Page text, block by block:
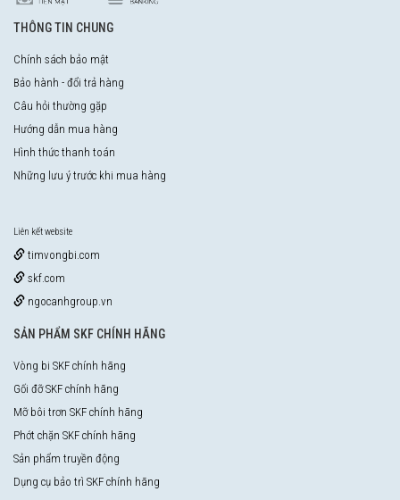
THÔNG TIN CHUNG
Chính sách bảo mật
Bảo hành - đổi trả hàng
Câu hỏi thường gặp
Hướng dẫn mua hàng
Hình thức thanh toán
Những lưu ý trước khi mua hàng
Liên kết website
timvongbi.com
skf.com
ngocanhgroup.vn
SẢN PHẨM SKF CHÍNH HÃNG
Vòng bi SKF chính hãng
Gối đỡ SKF chính hãng
Mỡ bôi trơn SKF chính hãng
Phớt chặn SKF chính hãng
Sản phẩm truyền động
Dụng cụ bảo trì SKF chính hãng